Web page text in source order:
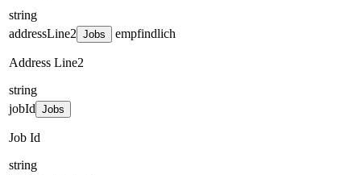
string
addressLine2 Jobs empfindlich
Address Line2
string
jobId Jobs
Job Id
string